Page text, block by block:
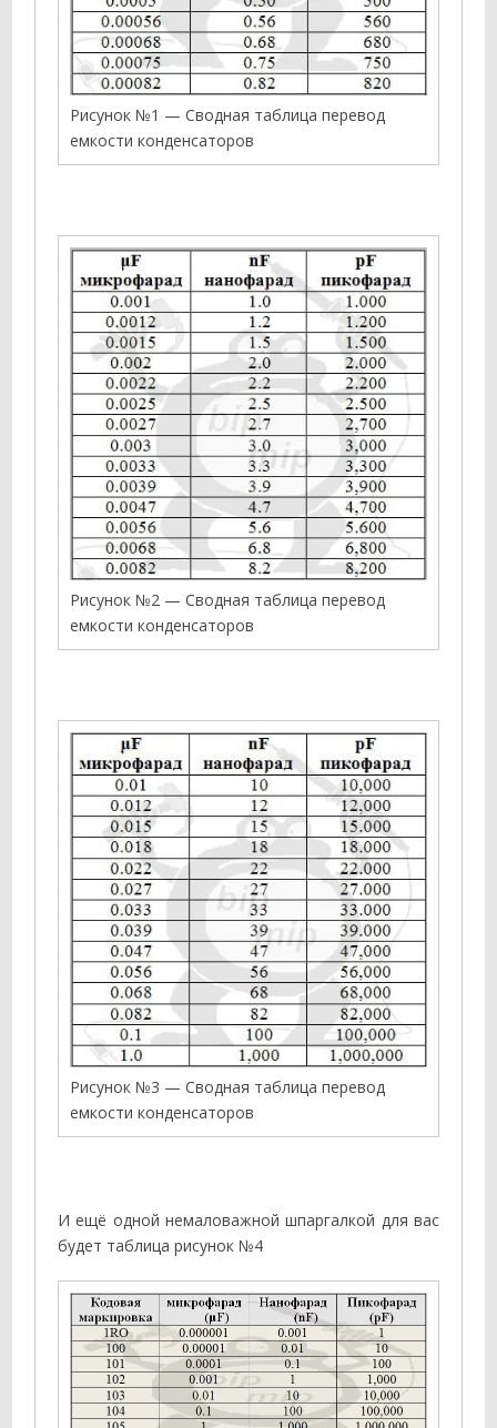
Рисунок №1 — Сводная таблица перевод
емкости конденсаторов
Рисунок №2 — Сводная таблица перевод
емкости конденсаторов
Рисунок №3 — Сводная таблица перевод
емкости конденсаторов
И ещё одной немаловажной шпаргалкой для вас
будет таблица рисунок №4